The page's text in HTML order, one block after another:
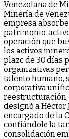
Venezolana de
Minería de
empresa
patrimonio,
operación que
los activos
plazo de 30 días
organizativas
talento humano,
corporativa
reestructuración,
designó a Héctor
encargado de la
confiándole la
consolidación